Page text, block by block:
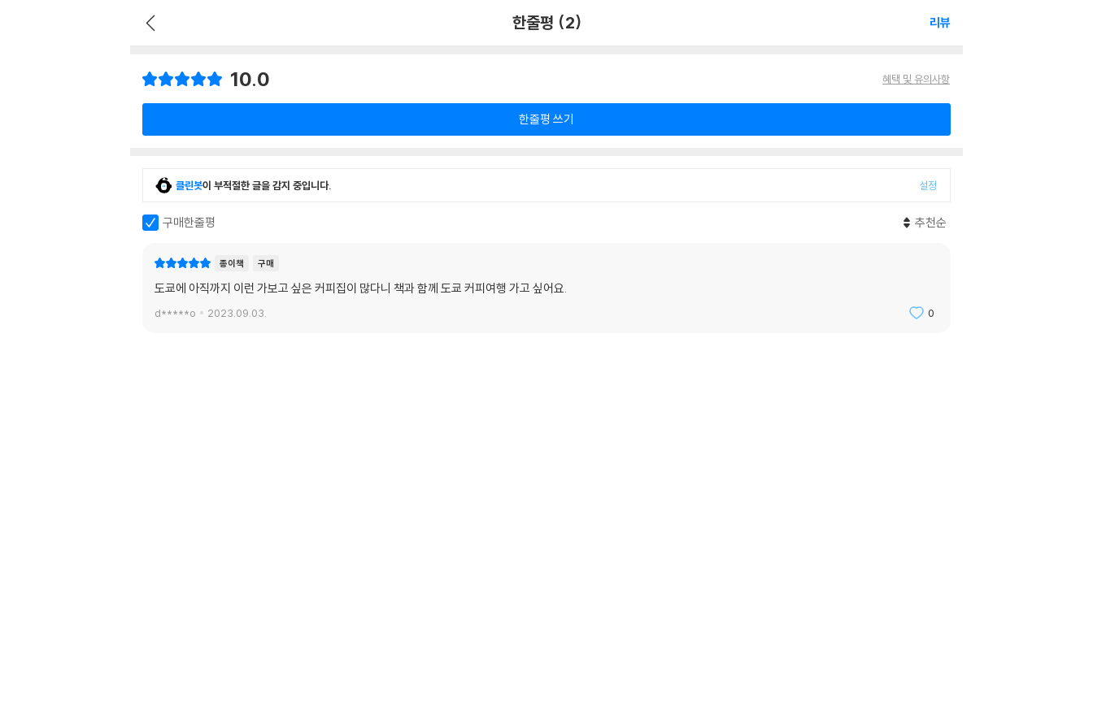
한줄평 (2) 리뷰
10.0 혜택 및 유의사항
한줄평 쓰기
클린봇이 부적절한 글을 감지 중입니다. 설정
구매한줄평 추천순
종이책 구매
도쿄에 아직까지 이런 가보고 싶은 커피집이 많다니 책과 함께 도쿄 커피여행 가고 싶어요.
d*****o 2023.09.03. 0